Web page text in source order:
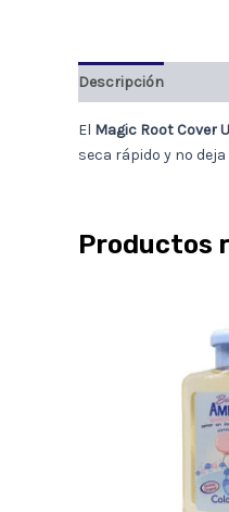
Descripción
El Magic Root Cover
seca rápido y no
Productos